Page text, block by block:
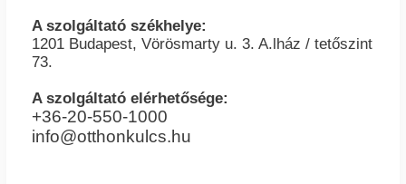
A szolgáltató székhelye:
1201 Budapest, Vörösmarty u. 3. A.lház / tetőszint
73.
A szolgáltató elérhetősége:
+36-20-550-1000
info@otthonkulcs.hu